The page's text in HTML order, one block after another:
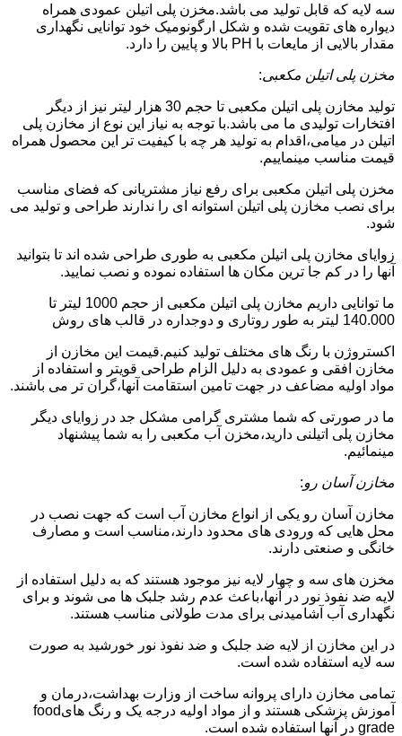
سه لایه که قابل تولید می باشد.مخزن پلی اتیلن عمودی همراه
دیواره های تقویت شده و شکل ارگونومیک خود توانایی نگهداری
مقدار بالایی از مایعات با PH بالا و پایین را دارد.
مخزن پلی اتیلن مکعبی:
تولید مخازن پلی اتیلن مکعبی تا حجم 30 هزار لیتر نیز از دیگر
افتخارات تولیدی ما می باشد.با توجه به نیاز این نوع از مخازن پلی
اتیلن در میامی،اقدام به تولید هر چه با کیفیت تر این محصول همراه
قیمت مناسب مینماییم.
مخزن پلی اتیلن مکعبی برای رفع نیاز مشتریانی که فضای مناسب
برای نصب مخازن پلی اتیلن استوانه ای را ندارند طراحی و تولید می
شود.
زوایای مخازن پلی اتیلن مکعبی به طوری طراحی شده اند تا بتوانید
آنها را در کم جا ترین مکان ها استفاده نموده و نصب نمایید.
ما توانایی داریم مخازن پلی اتیلن مکعبی از حجم 1000 لیتر تا
140.000 لیتر به طور روتاری و دوجداره در قالب های روش
اکستروژن با رنگ های مختلف تولید کنیم.قیمت این مخازن از
مخازن افقی و عمودی به دلیل الزام طراحی قویتر و استفاده از
مواد اولیه مضاعف در جهت تامین استقامت آنها،گران تر می باشند.
ما در صورتی که شما مشتری گرامی مشکل جد در زوایای دیگر
مخازن پلی اتیلنی دارید،مخزن آب مکعبی را به شما پیشنهاد
مینمائیم.
مخازن آسان رو:
مخازن آسان رو یکی از انواع مخازن آب است که جهت نصب در
محل هایی که ورودی های محدود دارند،مناسب است و مصارف
خانگی و صنعتی دارند.
مخزن های سه و چهار لایه نیز موجود هستند که به دلیل استفاده از
لایه ضد نفوذ نور در آنها،باعث عدم رشد جلبک ها می شوند و برای
نگهداری آب آشامیدنی برای مدت طولانی مناسب هستند.
در این مخازن از لایه ضد جلبک و ضد نفوذ نور خورشید به صورت
سه لایه استفاده شده است.
تمامی مخازن دارای پروانه ساخت از وزارت بهداشت،درمان و
آموزش پزشکی هستند و از مواد اولیه درجه یک و رنگ هایfood
grade در آنها استفاده شده است.